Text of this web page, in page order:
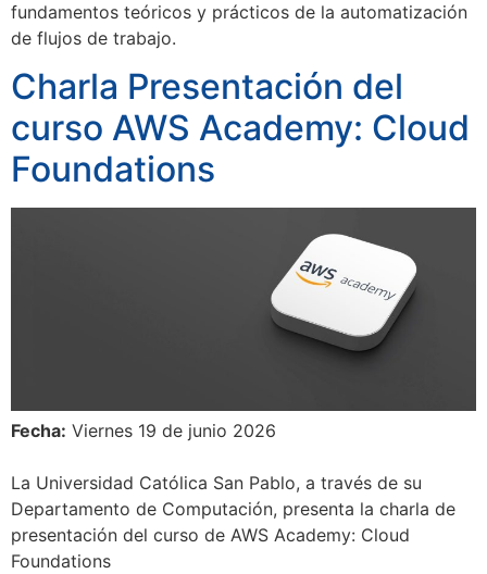
fundamentos teóricos y prácticos de la automatización
de flujos de trabajo.
Charla Presentación del
curso AWS Academy: Cloud
Foundations
Fecha: Viernes 19 de junio 2026
La Universidad Católica San Pablo, a través de su
Departamento de Computación, presenta la charla de
presentación del curso de AWS Academy: Cloud
Foundations